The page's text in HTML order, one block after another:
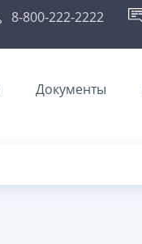
8-800-222-2222
Документы